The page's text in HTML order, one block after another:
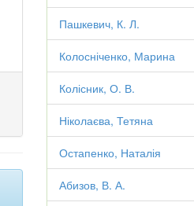
Пашкевич, К. Л.
Колосніченко, Марина
Колісник, О. В.
Ніколаєва, Тетяна
Остапенко, Наталія
Абизов, В. А.